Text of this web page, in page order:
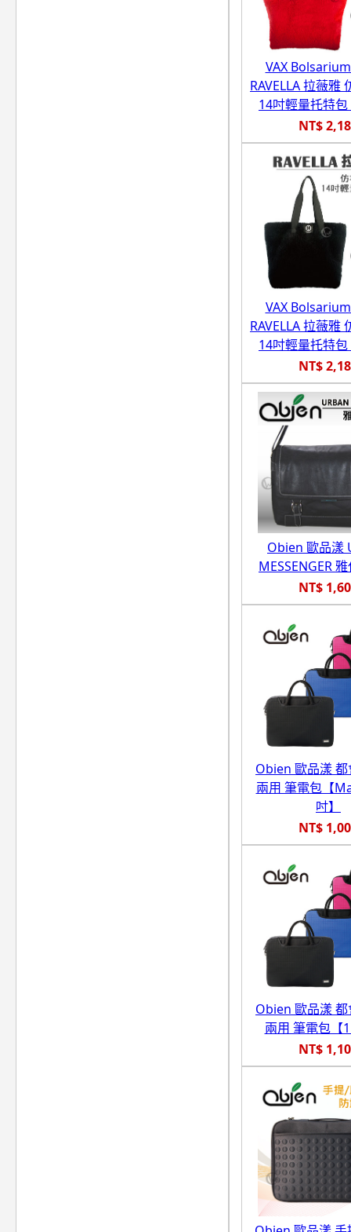
VAX
RAVELLA 拉薇雅
14吋輕量托特
NT$
VAX
RAVELLA 拉薇雅
14吋輕量托特
NT$
Obien 歐品漾
MESSENGER
NT$
Obien 歐品漾
兩用 筆電包【
吋】
NT$
Obien 歐品漾
兩用 筆電包【
NT$